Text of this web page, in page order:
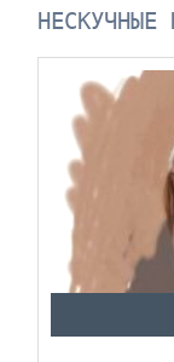
НЕСКУЧНЫЕ